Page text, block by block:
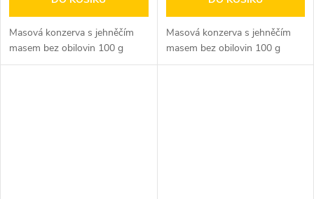
Masová konzerva s jehněčím
masem bez obilovin 100 g
Masová konzerva s jehněčím
masem bez obilovin 100 g